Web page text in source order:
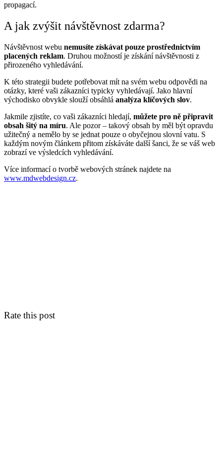
propagací.
A jak zvýšit návštěvnost zdarma?
Návštěvnost webu nemusíte získávat pouze prostřednictvím
placených reklam. Druhou možností je získání návštěvnosti z
přirozeného vyhledávání.
K této strategii budete potřebovat mít na svém webu odpovědi na
otázky, které vaši zákazníci typicky vyhledávají. Jako hlavní
východisko obvykle slouží obsáhlá analýza klíčových slov.
Jakmile zjistíte, co vaši zákazníci hledají, můžete pro ně připravit
obsah šitý na míru. Ale pozor – takový obsah by měl být opravdu
užitečný a nemělo by se jednat pouze o obyčejnou slovní vatu. S
každým novým článkem přitom získáváte další šanci, že se váš web
zobrazí ve výsledcích vyhledávání.
Více informací o tvorbě webových stránek najdete na
www.mdwebdesign.cz.
Rate this post